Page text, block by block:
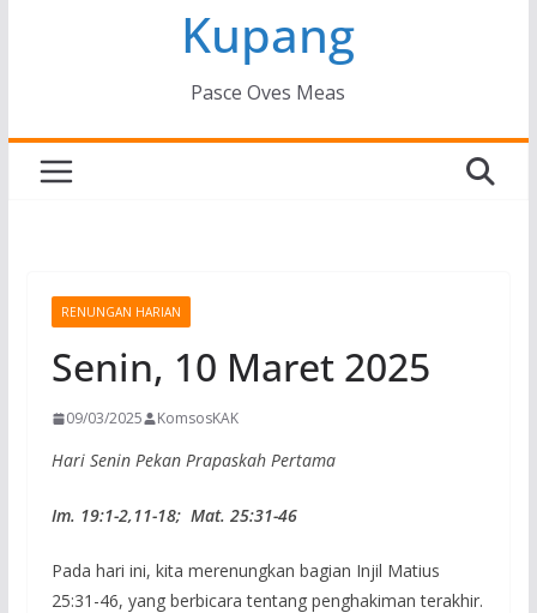
Kupang
Pasce Oves Meas
RENUNGAN HARIAN
Senin, 10 Maret 2025
09/03/2025 KomsosKAK
Hari Senin Pekan Prapaskah Pertama
Im. 19:1-2,11-18; Mat. 25:31-46
Pada hari ini, kita merenungkan bagian Injil Matius
25:31-46, yang berbicara tentang penghakiman terakhir.